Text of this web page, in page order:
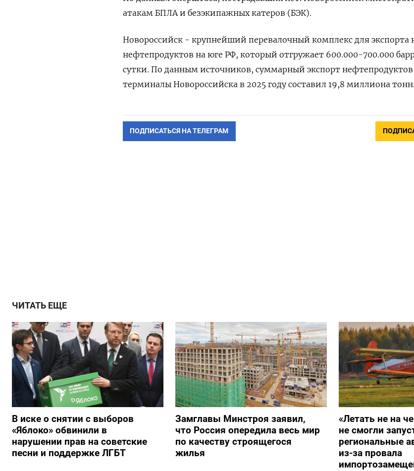
атакам БПЛА ​и безэкипажных катеров (БЭК).
Новороссийск - крупнейший перевалочный комплекс для экспорта
нефтепродуктов на юге РФ, который отгружает 600.000-700.000
сутки. По данным источников, ‌суммарный экспорт нефтепродуктов
терминалы Новороссийска в 2025 ​году составил 19,8 ‌миллиона тонн.
ПОДПИСАТЬСЯ НА ТЕЛЕГРАМ
ЧИТАТЬ ЕЩЕ
В иске о снятии с выборов
«Яблоко» обвинили в
нарушении прав на советские
песни и поддержке ЛГБТ
Замглавы Минстроя заявил,
что Россия опередила весь мир
по качеству строящегося
жилья
«Летать не на
не смогли
региональные
из-за провала